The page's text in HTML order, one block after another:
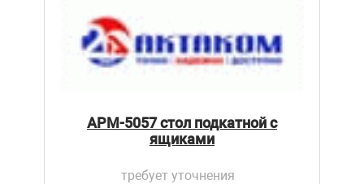
АРМ-5057 стол подкатной с
ящиками
требует уточнения